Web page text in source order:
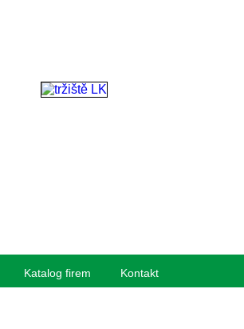
Katalog firem Kontakt